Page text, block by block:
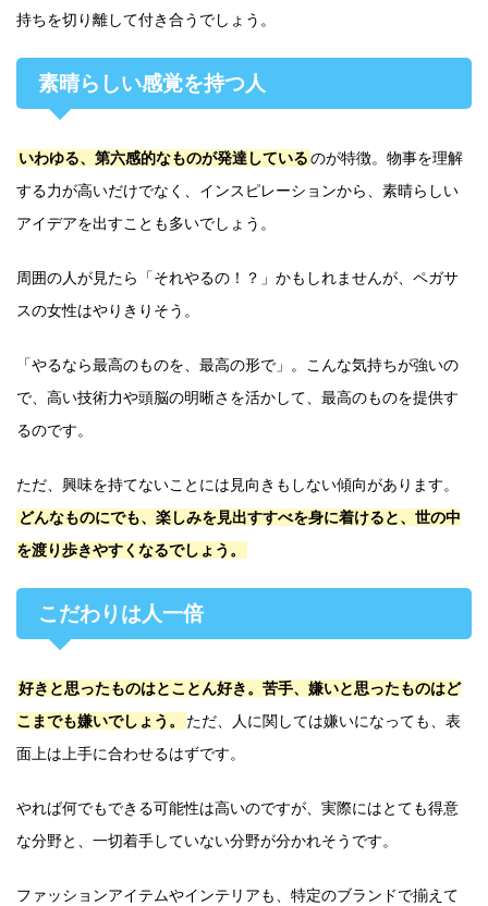
持ちを切り離して付き合うでしょう。
素晴らしい感覚を持つ人
いわゆる、第六感的なものが発達しているのが特徴。物事を理解
する力が高いだけでなく、インスピレーションから、素晴らしい
アイデアを出すことも多いでしょう。
周囲の人が見たら「それやるの！？」かもしれませんが、ペガサ
スの女性はやりきりそう。
「やるなら最高のものを、最高の形で」。こんな気持ちが強いの
で、高い技術力や頭脳の明晰さを活かして、最高のものを提供す
るのです。
ただ、興味を持てないことには見向きもしない傾向があります。
どんなものにでも、楽しみを見出すすべを身に着けると、世の中
を渡り歩きやすくなるでしょう。
こだわりは人一倍
好きと思ったものはとことん好き。苦手、嫌いと思ったものはど
こまでも嫌いでしょう。
ただ、人に関しては嫌いになっても、表
面上は上手に合わせるはずです。
やれば何でもできる可能性は高いのですが、実際にはとても得意
な分野と、一切着手していない分野が分かれそうです。
ファッションアイテムやインテリアも、特定のブランドで揃えて